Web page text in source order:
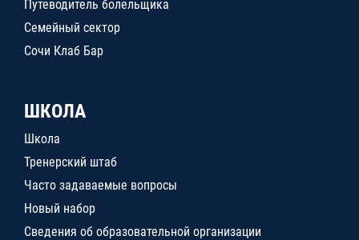
Путеводитель болельщика
Семейный сектор
Сочи Клаб Бар
ШКОЛА
Школа
Тренерский штаб
Часто задаваемые вопросы
Новый набор
Сведения об образовательной организации